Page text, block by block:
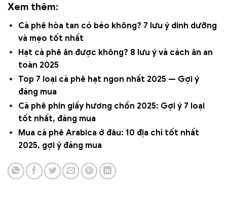
Xem thêm:
Cà phê hòa tan có béo không? 7 lưu ý dinh dưỡng
và mẹo tốt nhất
Hạt cà phê ăn được không? 8 lưu ý và cách ăn an
toàn 2025
Top 7 loại cà phê hạt ngon nhất 2025 — Gợi ý
đáng mua
Cà phê phin giấy hương chồn 2025: Gợi ý 7 loại
tốt nhất, đáng mua
Mua cà phê Arabica ở đâu: 10 địa chỉ tốt nhất
2025, gợi ý đáng mua